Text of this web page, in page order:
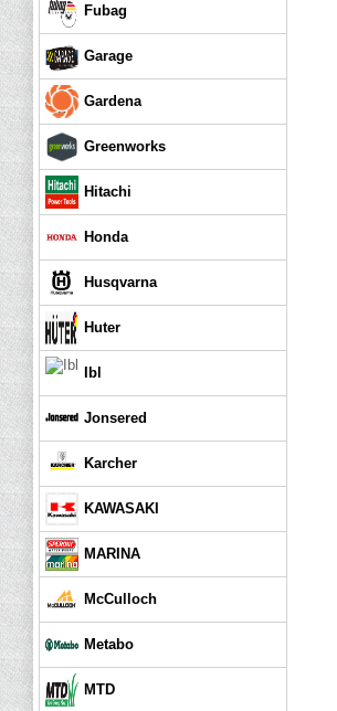
Fubag
Garage
Gardena
Greenworks
Hitachi
Honda
Husqvarna
Huter
Ibl
Jonsered
Karcher
KAWASAKI
MARINA
McCulloch
Metabo
MTD